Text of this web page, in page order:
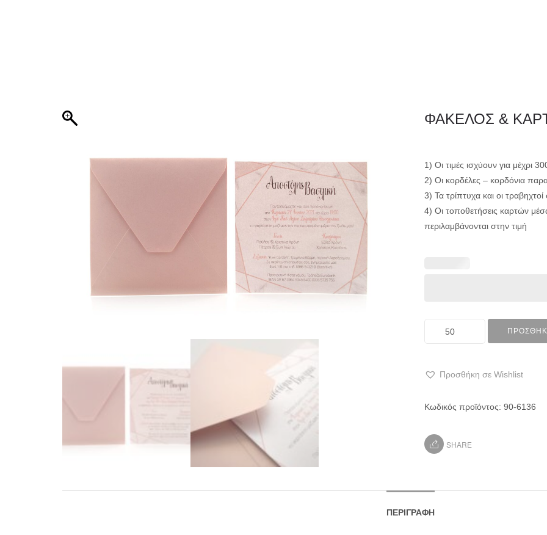
Εταιρειών/Τιμολογίων/
Ξενοδοχείων
ΦΑΚΕΛΟΣ &
1) Οι τιμές ισχύουν για μέχρι
2) Οι κορδέλες – κορδόνια
3) Τα τρίπτυχα και οι
4) Οι τοποθετήσεις καρτών
περιλαμβάνονται στην τιμή
Προσθήκη σε Wishlist
Κωδικός προϊόντος: 90-6136
SHARE
ΠΕΡΙΓΡΑΦΉ